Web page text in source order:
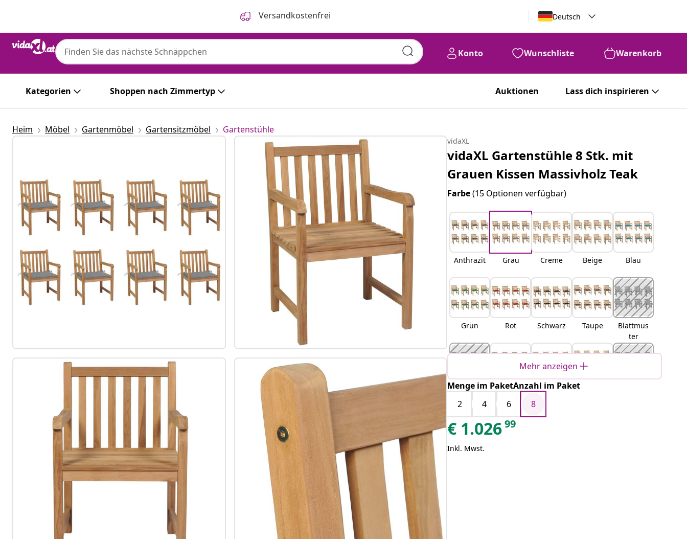
Versandkostenfrei Deutsch
Konto Wunschliste Warenkorb
Kategorien Shoppen nach Zimmertyp Auktionen Lass dich inspirieren
Heim Möbel Gartenmöbel Gartensitzmöbel Gartenstühle
vidaXL
vidaXL Gartenstühle 8 Stk. mit
Grauen Kissen Massivholz Teak
Farbe(15 Optionen verfügbar)
Anthrazit Grau Creme Beige Blau
Grün Rot Schwarz Taupe
Blattmus
ter
Rotes
Karomus
Graues
Karomus
Weinrot
Königsbl
Mehr anzeigen
Menge im PaketAnzahl im Paket
2
4 6 8
€ 1.02699
Inkl. Mwst.